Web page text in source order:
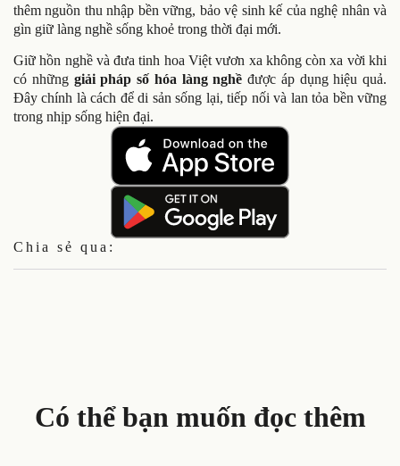
thêm nguồn thu nhập bền vững, bảo vệ sinh kế của nghệ nhân và
gìn giữ làng nghề sống khoẻ trong thời đại mới.
Giữ hồn nghề và đưa tinh hoa Việt vươn xa không còn xa vời khi
có nhữnggiải pháp số hóa làng nghề được áp dụng hiệu quả.
Đây chính là cách để di sản sống lại, tiếp nối và lan tỏa bền vững
trong nhịp sống hiện đại.
Chia sẻ qua:
Có thể bạn muốn đọc thêm